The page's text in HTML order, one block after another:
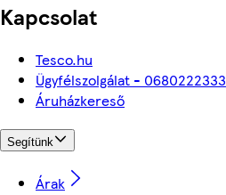
Kapcsolat
Tesco.hu
Ügyfélszolgálat - 0680222333
Áruházkereső
Segítünk
Árak